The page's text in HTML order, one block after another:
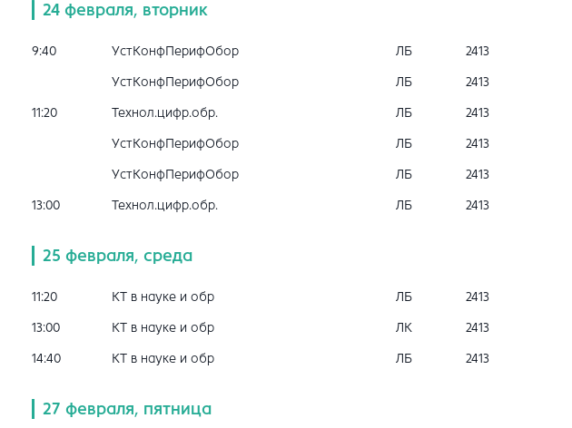
24 февраля, вторник
9:40 УстКонфПерифОбор ЛБ 2413
УстКонфПерифОбор ЛБ 2413
11:20 Технол.цифр.обр. ЛБ 2413
УстКонфПерифОбор ЛБ 2413
УстКонфПерифОбор ЛБ 2413
13:00 Технол.цифр.обр. ЛБ 2413
25 февраля, среда
11:20 КТ в науке и обр ЛБ 2413
13:00 КТ в науке и обр ЛК 2413
14:40 КТ в науке и обр ЛБ 2413
27 февраля, пятница